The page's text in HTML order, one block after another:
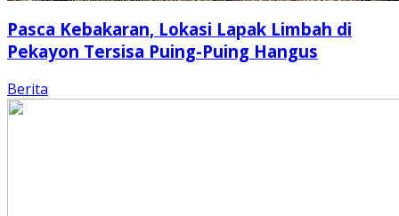
Pasca Kebakaran, Lokasi Lapak Limbah di
Pekayon Tersisa Puing-Puing Hangus
Berita